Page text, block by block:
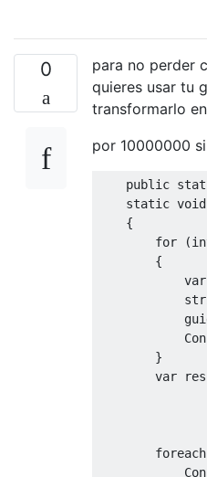
0
para no perder
quieres usar tu
transformarlo
por 10000000
public
static void
    {
for (
        {
var
        }
var
foreach